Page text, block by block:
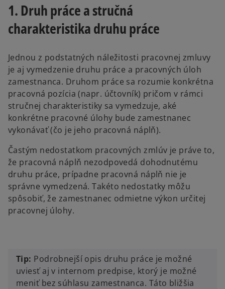
1. Druh práce a stručná
charakteristika druhu práce
Jednou z podstatných náležitosti pracovnej zmluvy
je aj vymedzenie druhu práce a pracovných úloh
zamestnanca. Druhom práce sa rozumie konkrétna
pracovná pozícia (napr. účtovník) pričom v rámci
stručnej charakteristiky sa vymedzuje, aké
konkrétne pracovné úlohy bude zamestnanec
vykonávať (čo je jeho pracovná náplň).
Častým nedostatkom pracovných zmlúv je práve to,
že pracovná náplň nezodpovedá dohodnutému
druhu práce, prípadne pracovná náplň nie je
správne vymedzená. Takéto nedostatky môžu
spôsobiť, že zamestnanec odmietne výkon určitej
pracovnej úlohy.
Tip: Podrobnejší opis druhu práce je možné
uviesť aj v internom predpise, ktorý je možné
meniť bez súhlasu zamestnanca. Táto bližšia